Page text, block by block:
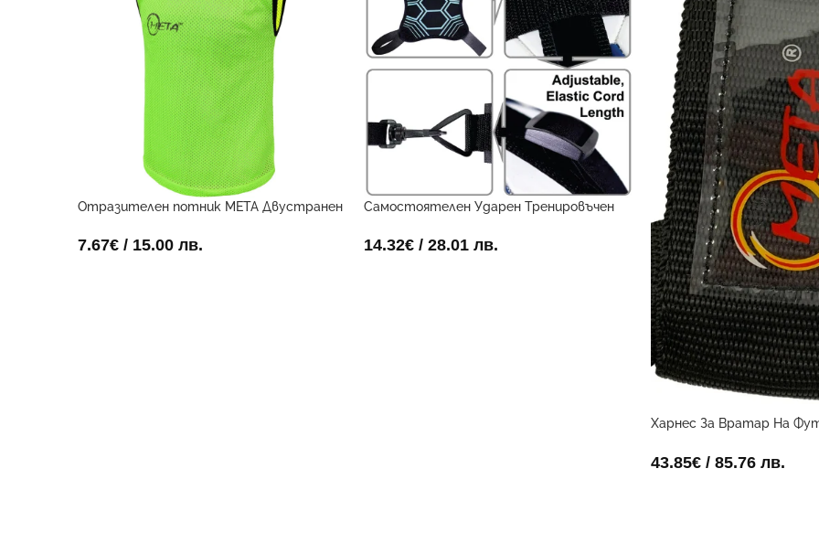
Отразителен потник META Двустранен
7.67€ / 15.00 лв.
Самостоятелен Ударен Тренировъчен
14.32€ / 28.01 лв.
Харнес За Вратар На
43.85€/ 85.76 лв.